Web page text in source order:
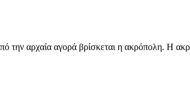
αρχαία αγορά βρίσκεται η ακρόπολη. Η